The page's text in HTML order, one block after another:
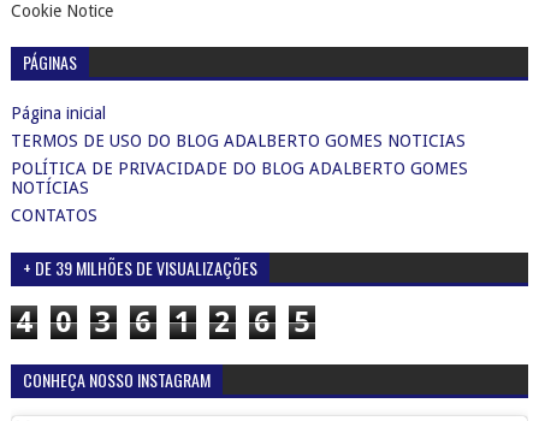
Cookie Notice
PÁGINAS
Página inicial
TERMOS DE USO DO BLOG ADALBERTO GOMES NOTICIAS
POLÍTICA DE PRIVACIDADE DO BLOG ADALBERTO GOMES
NOTÍCIAS
CONTATOS
+ DE 39 MILHÕES DE VISUALIZAÇÕES
4 0 3 6 1 2 6 5
CONHEÇA NOSSO INSTAGRAM